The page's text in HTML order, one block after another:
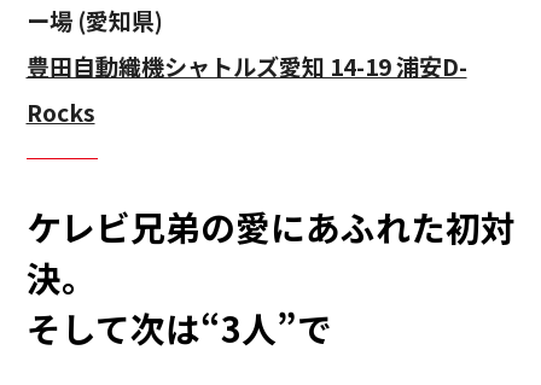
ー場 (愛知県)
豊田自動織機シャトルズ愛知 14-19 浦安D-
Rocks
ケレビ兄弟の愛にあふれた初対
決。
そして次は“3人”で